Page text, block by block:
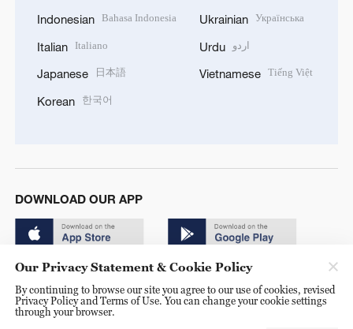
Indonesian Bahasa Indonesia
Italian Italiano
Japanese 日本語
Korean 한국어
Ukrainian Українська
Urdu اردو
Vietnamese Tiếng Việt
DOWNLOAD OUR APP
© China Radio International.CRI. All Rights Reserved. 16A
Our Privacy Statement & Cookie Policy
By continuing to browse our site you agree to our use of cookies, revised
Privacy Policy and Terms of Use. You can change your cookie settings
through your browser.